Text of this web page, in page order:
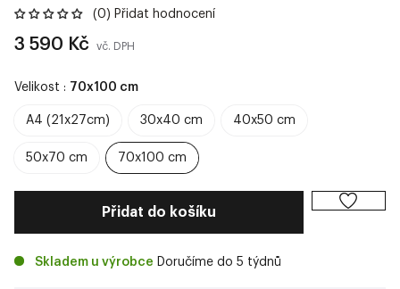
(0) Přidat hodnocení
3 590 Kč
cena
vč. DPH
Velikost : 70x100 cm
A4 (21x27cm) 30x40 cm 40x50 cm
50x70 cm 70x100 cm
Přidat do košíku
Skladem u výrobce Doručíme do 5 týdnů